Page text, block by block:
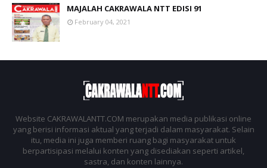
MAJALAH CAKRAWALA NTT EDISI 91
February 04, 2021
Website CAKRAWALANTT.COM merupakan media publikasi online
yang berisi informasi aktual yang terjadi dalam masyarakat. Selain
itu, media ini juga memberi ruang bagi masyarakat untuk
berpartisipasi melalui konten yang disediakan seperti artikel,
sastra, dan konten lainnya.